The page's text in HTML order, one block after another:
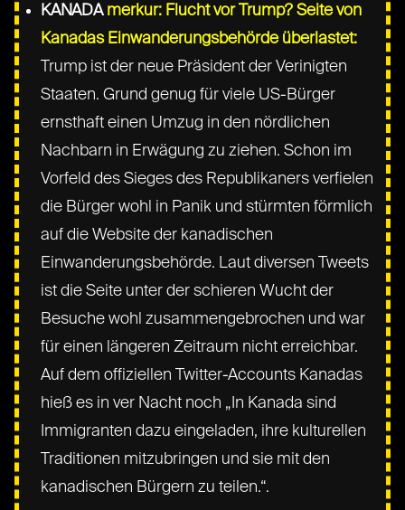
KANADA merkur: Flucht vor Trump? Seite von
Kanadas Einwanderungsbehörde überlastet:
Trump ist der neue Präsident der Verinigten
Staaten. Grund genug für viele US-Bürger
ernsthaft einen Umzug in den nördlichen
Nachbarn in Erwägung zu ziehen. Schon im
Vorfeld des Sieges des Republikaners verfielen
die Bürger wohl in Panik und stürmten förmlich
auf die Website der kanadischen
Einwanderungsbehörde. Laut diversen Tweets
ist die Seite unter der schieren Wucht der
Besuche wohl zusammengebrochen und war
für einen längeren Zeitraum nicht erreichbar.
Auf dem offiziellen Twitter-Accounts Kanadas
hieß es in ver Nacht noch „In Kanada sind
Immigranten dazu eingeladen, ihre kulturellen
Traditionen mitzubringen und sie mit den
kanadischen Bürgern zu teilen.“.